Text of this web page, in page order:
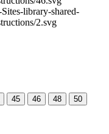
45 46 48
50